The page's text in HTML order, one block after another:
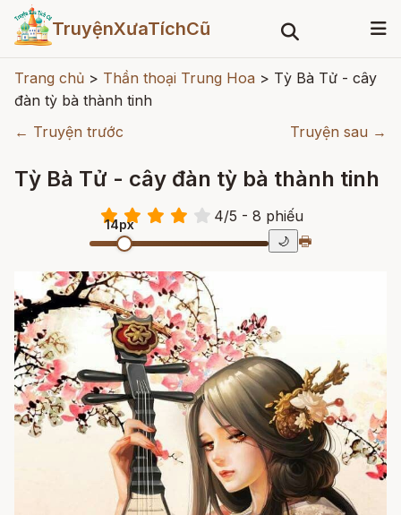
TruyệnXưaTíchCũ
Trang chủ > Thần thoại Trung Hoa > Tỳ Bà Tử - cây
đàn tỳ bà thành tinh
← Truyện trước
Truyện sau →
Tỳ Bà Tử - cây đàn tỳ bà thành tinh
4/5 - 8 phiếu
14px
🌙 🖶